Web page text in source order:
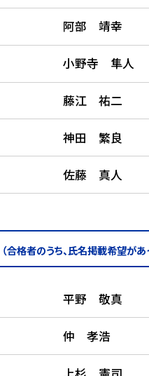
阿部 靖幸
小野寺 隼人
藤江 祐二
神田 繁良
佐藤 真人
（合格者のうち、氏名掲載希望があ
平野 敬真
仲 孝浩